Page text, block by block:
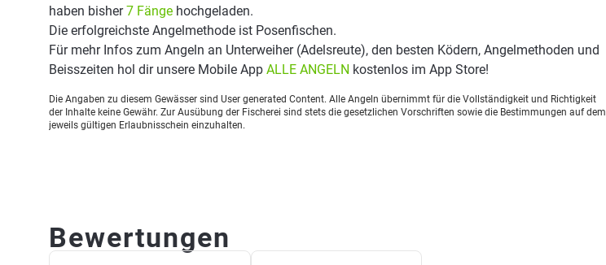
haben bisher7 Fänge hochgeladen.
Die erfolgreichste Angelmethode ist Posenfischen.
Für mehr Infos zum Angeln an Unterweiher (Adelsreute), den besten Ködern, Angelmethoden und
Beisszeiten hol dir unsere Mobile App ALLE ANGELN kostenlos im App Store!
Die Angaben zu diesem Gewässer sind User generated Content. Alle Angeln übernimmt für die Vollständigkeit und Richtigkeit
der Inhalte keine Gewähr. Zur Ausübung der Fischerei sind stets die gesetzlichen Vorschriften sowie die Bestimmungen auf dem
jeweils gültigen Erlaubnisschein einzuhalten.
Bewertungen